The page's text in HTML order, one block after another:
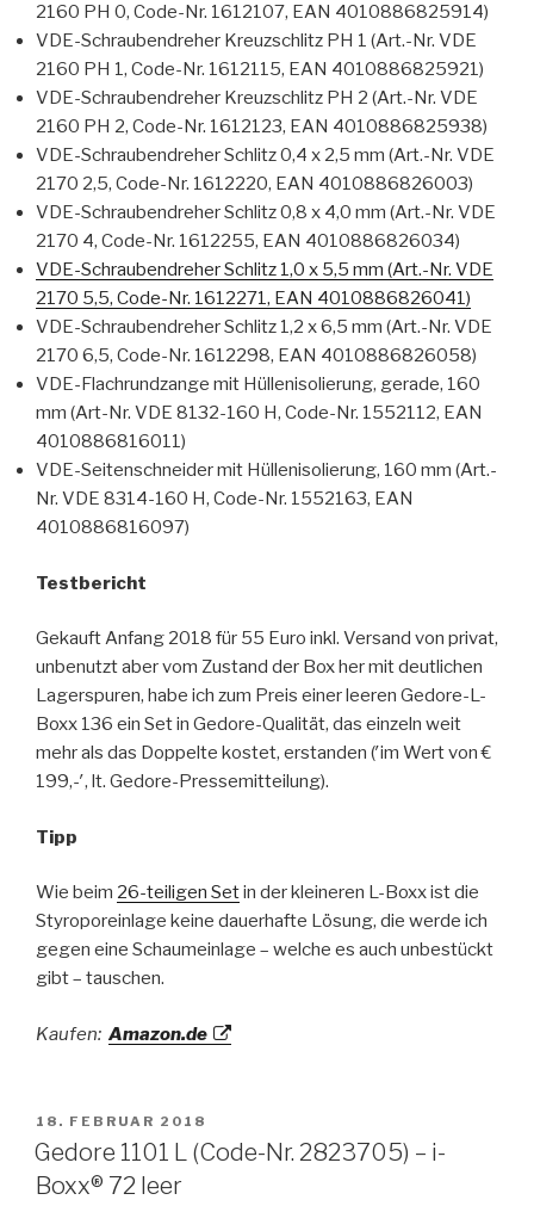
2160 PH 0, Code-Nr. 1612107, EAN 4010886825914)
VDE-Schraubendreher Kreuzschlitz PH 1 (Art.-Nr. VDE
2160 PH 1, Code-Nr. 1612115, EAN 4010886825921)
VDE-Schraubendreher Kreuzschlitz PH 2 (Art.-Nr. VDE
2160 PH 2, Code-Nr. 1612123, EAN 4010886825938)
VDE-Schraubendreher Schlitz 0,4 x 2,5 mm (Art.-Nr. VDE
2170 2,5, Code-Nr. 1612220, EAN 4010886826003)
VDE-Schraubendreher Schlitz 0,8 x 4,0 mm (Art.-Nr. VDE
2170 4, Code-Nr. 1612255, EAN 4010886826034)
VDE-Schraubendreher Schlitz 1,0 x 5,5 mm (Art.-Nr. VDE
2170 5,5, Code-Nr. 1612271, EAN 4010886826041)
VDE-Schraubendreher Schlitz 1,2 x 6,5 mm (Art.-Nr. VDE
2170 6,5, Code-Nr. 1612298, EAN 4010886826058)
VDE-Flachrundzange mit Hüllenisolierung, gerade, 160
mm (Art-Nr. VDE 8132-160 H, Code-Nr. 1552112, EAN
4010886816011)
VDE-Seitenschneider mit Hüllenisolierung, 160 mm (Art.-
Nr. VDE 8314-160 H, Code-Nr. 1552163, EAN
4010886816097)
Testbericht
Gekauft Anfang 2018 für 55 Euro inkl. Versand von privat,
unbenutzt aber vom Zustand der Box her mit deutlichen
Lagerspuren, habe ich zum Preis einer leeren Gedore-L-
Boxx 136 ein Set in Gedore-Qualität, das einzeln weit
mehr als das Doppelte kostet, erstanden (′im Wert von €
199,-′, lt. Gedore-Pressemitteilung).
Tipp
Wie beim 26-teiligen Setin der kleineren L-Boxx ist die
Styroporeinlage keine dauerhafte Lösung, die werde ich
gegen eine Schaumeinlage – welche es auch unbestückt
gibt – tauschen.
Kaufen: Amazon.de
VERÖFFENTLICHT
AM
18. FEBRUAR 2018
Gedore 1101 L (Code-Nr. 2823705) – i-
Boxx® 72 leer